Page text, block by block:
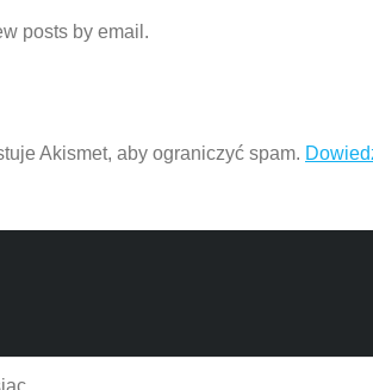
posts by email.
Akismet, aby ograniczyć spam.